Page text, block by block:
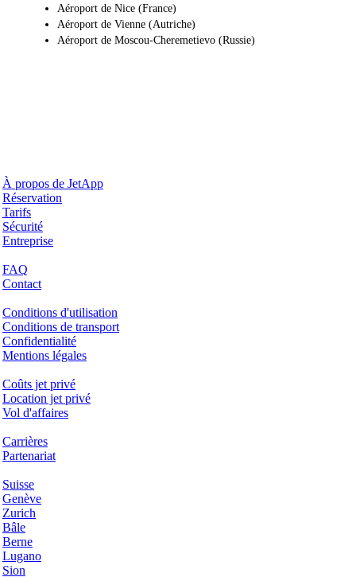
Aéroport de Nice (France)
Aéroport de Vienne (Autriche)
Aéroport de Moscou-Cheremetievo (Russie)
À propos de JetApp
Réservation
Tarifs
Sécurité
Entreprise
FAQ
Contact
Conditions d'utilisation
Conditions de transport
Confidentialité
Mentions légales
Coûts jet privé
Location jet privé
Vol d'affaires
Carrières
Partenariat
Suisse
Genève
Zurich
Bâle
Berne
Lugano
Sion